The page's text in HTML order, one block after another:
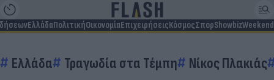
ΕλλάδαΠολιτικήΟικονομίαΕπιχειρήσειςΚόσμοςΣπορShowbizWeekend
Ελλάδα Τραγωδία στα Τέμπη Νίκος Πλακιάς